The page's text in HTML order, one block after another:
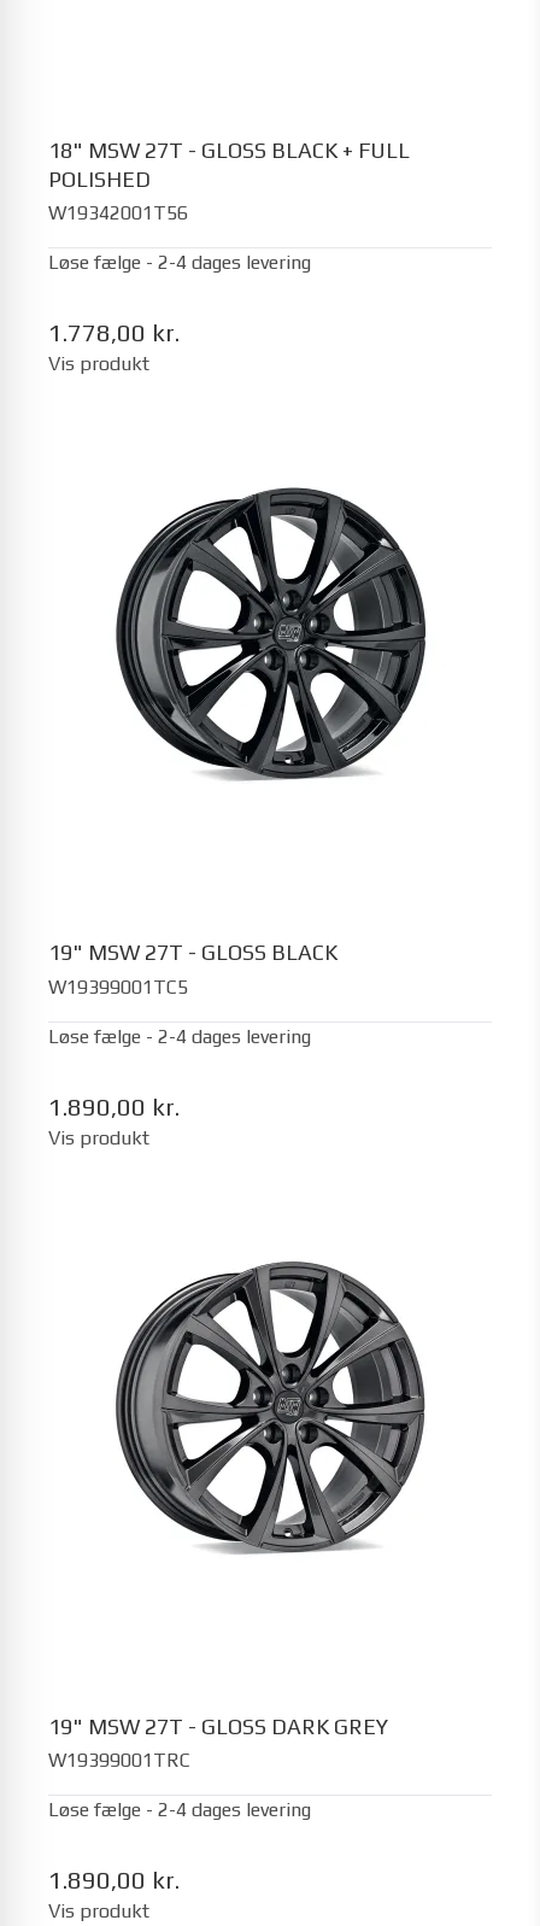
18" MSW 27T - GLOSS BLACK + FULL
POLISHED
W19342001T56
Løse fælge - 2-4 dages levering
1.778,00 kr.
Vis produkt
19" MSW 27T - GLOSS BLACK
W19399001TC5
Løse fælge - 2-4 dages levering
1.890,00 kr.
Vis produkt
19" MSW 27T - GLOSS DARK GREY
W19399001TRC
Løse fælge - 2-4 dages levering
1.890,00 kr.
Vis produkt